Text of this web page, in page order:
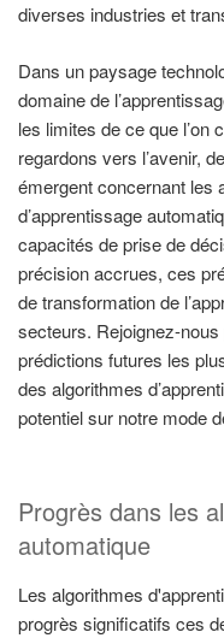
diverses industries et
Dans un paysage
domaine de
les limites de ce que l’on
regardons vers l’avenir,
émergent concernant les
d’apprentissage
capacités de prise de
précision accrues, ces
de transformation de
secteurs. Rejoignez-
prédictions futures les
des algorithmes
potentiel sur notre mode
Progrès dans les
automatique
Les algorithmes
progrès significatifs ces